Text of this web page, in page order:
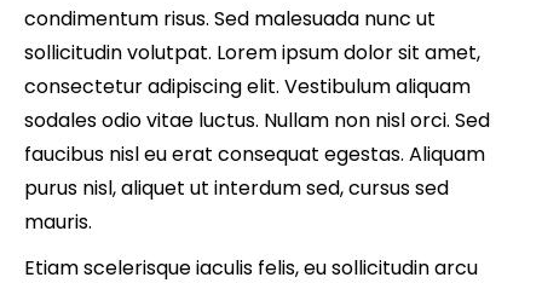
condimentum risus. Sed malesuada nunc ut
sollicitudin volutpat. Lorem ipsum dolor sit amet,
consectetur adipiscing elit. Vestibulum aliquam
sodales odio vitae luctus. Nullam non nisl orci. Sed
faucibus nisl eu erat consequat egestas. Aliquam
purus nisl, aliquet ut interdum sed, cursus sed
mauris.
Etiam scelerisque iaculis felis, eu sollicitudin arcu